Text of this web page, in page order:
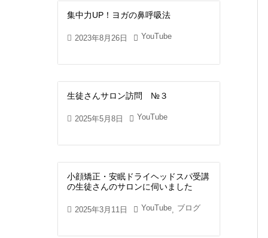
集中力UP！ヨガの鼻呼吸法
2023年8月26日 YouTube
生徒さんサロン訪問 №３
2025年5月8日 YouTube
小顔矯正・安眠ドライヘッドスパ受講
の生徒さんのサロンに伺いました
2025年3月11日 YouTube ブログ